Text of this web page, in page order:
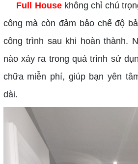
Full Housekhông chỉ chú
công mà còn đảm bảo chế độ
công trình sau khi hoàn thành.
nào xảy ra trong quá trình sử
chữa miễn phí, giúp bạn yên
dài.